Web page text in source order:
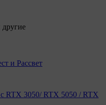
и Рассвет
RTX 3050/ RTX 5050 / RTX